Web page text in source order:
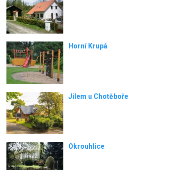
Horní Krupá
Jilem u Chotěboře
Okrouhlice